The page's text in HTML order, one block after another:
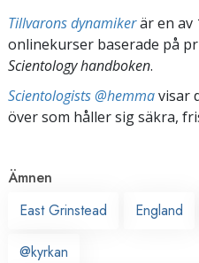
Tillvarons dynamikerär en av
onlinekurser baserade på
Scientology handboken.
Scientologists @hemmavisar
över som håller sig säkra,
Ämnen
East Grinstead
England
@kyrkan